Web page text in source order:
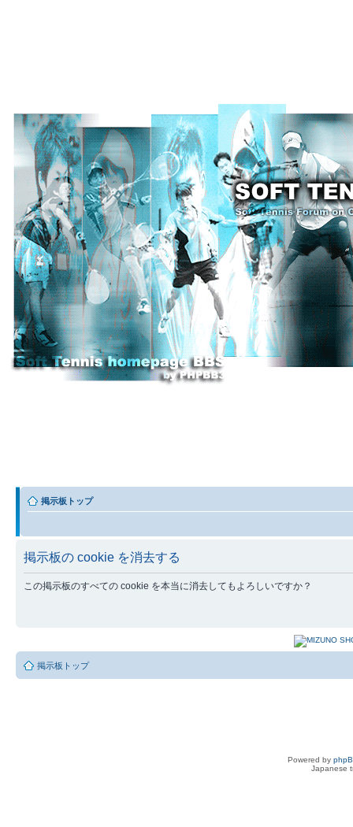
掲示板トップ
掲示板の cookie を消去する
この掲示板のすべての cookie を本当に消去してもよろしいですか？
掲示板トップ
Powered by
Japanese